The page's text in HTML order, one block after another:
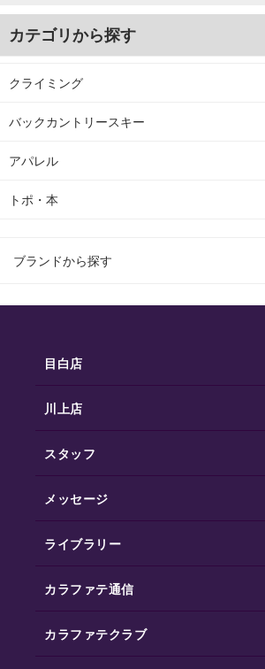
カテゴリから探す
クライミング
バックカントリースキー
アパレル
トポ・本
ブランドから探す
目白店
川上店
スタッフ
メッセージ
ライブラリー
カラファテ通信
カラファテクラブ